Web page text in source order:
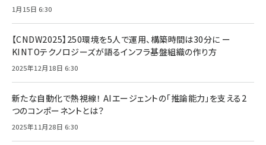
1月15日 6:30
【CNDW2025】250環境を5人で運用、構築時間は30分に ー
KINTOテクノロジーズが語るインフラ基盤組織の作り方
2025年12月18日 6:30
新たな自動化で熱視線！ AIエージェントの「推論能力」を支える2
つのコンポーネントとは？
2025年11月28日 6:30